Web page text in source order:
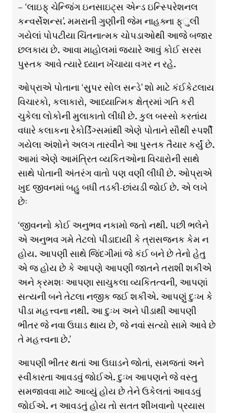
– ‘લાઇફ્ ચેન્જિંગ ઇનસાઇટ્સ એન્ડ ઇન્સ્પિરેશનલ
કન્વર્સેશન્સ’. મમરાની ગુણીની જેમ નાહક્ના ફ્ુલી
ગયેલાં પોપટીયા ચિંતનાત્મક ચોપડાઓથી આજે બજાર
છલકાય છે. આવા માહોલમાં જ્યારે આવું કોઈ સરસ
પુસ્તક આવે ત્યારે ધ્યાન ખેંચાયા વગર ન રહે.
ઓપ્રાએ પોતાના ‘સુપર સોલ સન્ડે’ શો માટે કંઈકેટલાય
વિચારકો, કલાકારો, આધ્યાત્મિક ક્ષેત્રમાં ગતિ કરી
ચુકેલા લોકોની મુલાકાતો લીધી છે. કુલ બસ્સો કરતાંય
વધારે કલાકના રેકોર્ડિંગ્સમાંથી એણે પોતાને સૌથી સ્પર્શી
ગયેલા અંશોને અલગ તારવીને આ પુસ્તક તૈયાર કર્યું છે.
આમાં એણે આમંત્રિત વ્યકિતઓના વિચારોની સાથે
સાથે પોતાની અંતરંગ વાતો પણ વણી લીધી છે. ઓપ્રાએ
ખુદ જીવનમાં બહુ બધી તડકી-છાંયડી જોઈ છે. એ લખે
છેઃ
‘જીવનનો કોઈ અનુભવ નકામો જતો નથી. પછી ભલેને
એ અનુભવ ગમે તેટલો પીડાદાયી કે ત્રાસજનક કેમ ન
હોય. આપણી સાથે જિંદગીમાં જે કંઈ બને છે તેનો હેતુ
એ જ હોય છે કે આપણે આપણી જાતને તરાશી શકીએ
અને ક્રમશઃ આપણા સાચુકલા વ્યકિતત્વની, આપણાં
સત્યની બને તેટલા નજીક જઈ શકીએ. આપણું દુઃખ કે
પીડા મહત્ત્વના નથી. આ દુઃખ અને પીડાથી આપણી
ભીતર જે નવા ઉઘાડ થાય છે, જે નવાં સત્યો સામે આવે છે
તે મહત્ત્વના છે.’
આપણી ભીતર થતાં આ ઉઘાડને જોતાં, સમજતાં અને
સ્વીકારતા આવડવું જોઈએ. દુઃખ આપણને જે વસ્તુ
સમજાવવા માટે આવ્યું હોય છે તેને ઉકેલતાં આવડવું
જોઈએ. ન આવડતું હોય તો સતત શીખવાનો પ્રયાસ